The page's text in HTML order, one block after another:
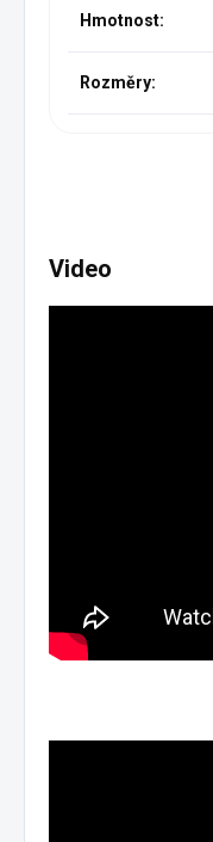
Hmotnost:
Rozměry:
Video